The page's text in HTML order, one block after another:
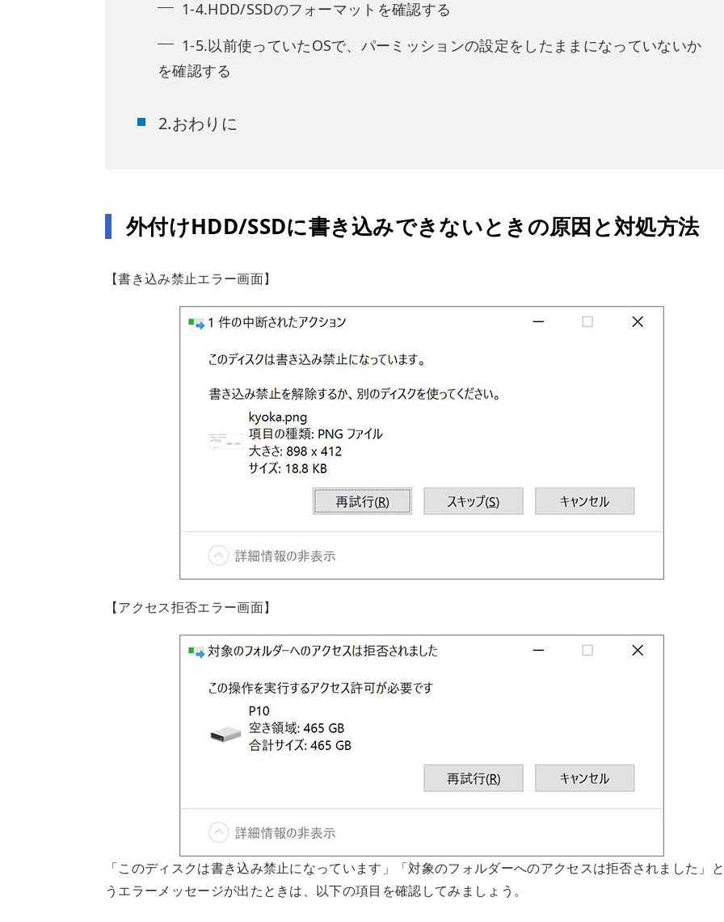
1-4.HDD/SSDのフォーマットを確認する
1-5.以前使っていたOSで、パーミッションの設定をしたままになっていないか
を確認する
2.おわりに
外付けHDD/SSDに書き込みできないときの原因と対処方法
【書き込み禁止エラー画面】
【アクセス拒否エラー画面】
「このディスクは書き込み禁止になっています」「対象のフォルダーへのアクセスは拒否されました」
うエラーメッセージが出たときは、以下の項目を確認してみましょう。